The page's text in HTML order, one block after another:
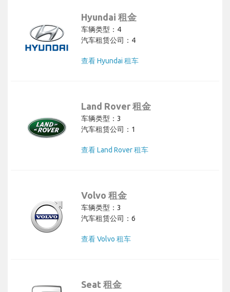
Hyundai 租金
车辆类型：4
汽车租赁公司：4
查看 Hyundai 租车
Land Rover 租金
车辆类型：3
汽车租赁公司：1
查看 Land Rover 租车
Volvo 租金
车辆类型：3
汽车租赁公司：6
查看 Volvo 租车
Seat 租金